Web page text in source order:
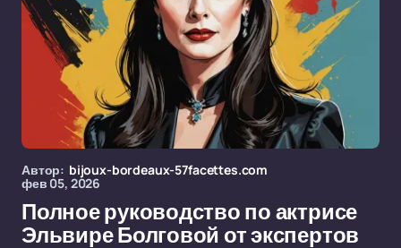
Автор: bijoux-bordeaux-57facettes.com
фев 05, 2026
Полное руководство по актрисе
Эльвире Болговой от экспертов